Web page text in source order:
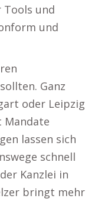
und
und
Ganz
oder Leipzig
Mandate
lassen sich
schnell
Kanzlei in
bringt mehr